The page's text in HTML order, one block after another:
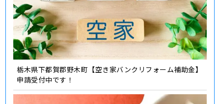
栃木県下都賀郡野木町【空き家バンクリフォーム補助金】
申請受付中です！